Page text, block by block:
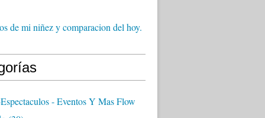
de mi niñez y comparacion del hoy.
- Eventos Y Mas Flow